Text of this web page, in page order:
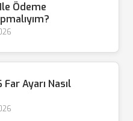
Ödeme
Ayarı Nasıl